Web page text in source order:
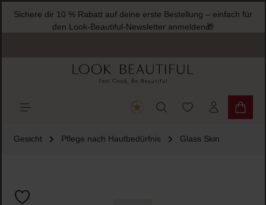
springen
Sichere dir 10 % Rabatt auf deine erste Bestellung – einfach für
den Look-Beautiful-Newsletter anmelden🎁
Du hast 0
Gesicht Pflege nach Hautbedürfnis Glass Skin